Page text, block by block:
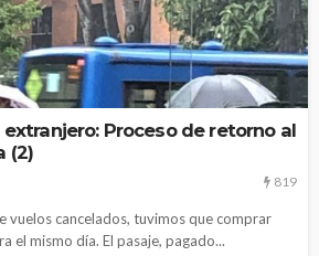
Proceso de retorno al
(2)
819
vuelos cancelados, tuvimos que comprar
el mismo día. El pasaje, pagado...